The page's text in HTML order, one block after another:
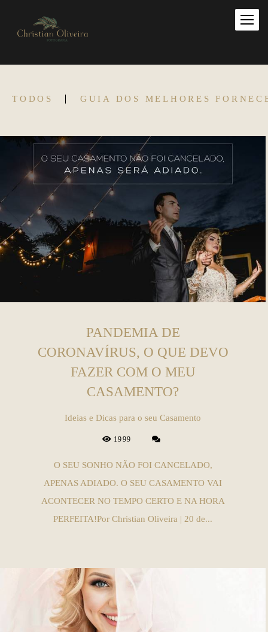
TODOS GUIA DOS MELHORES
PANDEMIA DE
CORONAVÍRUS, O QUE DEVO
FAZER COM O MEU
CASAMENTO?
Ideias e Dicas para o seu Casamento
1999
O SEU SONHO NÃO FOI CANCELADO,
APENAS ADIADO. O SEU CASAMENTO VAI
ACONTECER NO TEMPO CERTO E NA HORA
PERFEITA!Por Christian Oliveira | 20 de...